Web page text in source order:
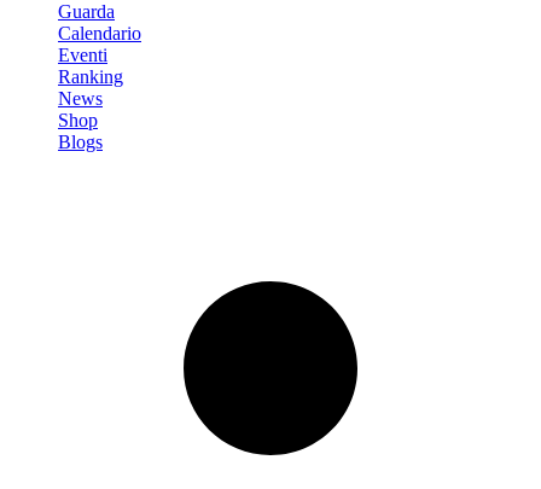
Guarda
Calendario
Eventi
Ranking
News
Shop
Blogs